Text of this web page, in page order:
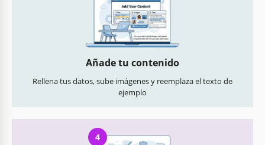
Añade tu contenido
Rellena tus datos, sube imágenes y reemplaza el texto de
ejemplo
4